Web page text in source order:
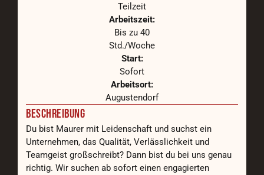
Teilzeit
Arbeitszeit:
Bis zu 40
Std./Woche
Start:
Sofort
Arbeitsort:
Augustendorf
BESCHREIBUNG
Du bist Maurer mit Leidenschaft und suchst ein
Unternehmen, das Qualität, Verlässlichkeit und
Teamgeist großschreibt? Dann bist du bei uns genau
richtig. Wir suchen ab sofort einen engagierten